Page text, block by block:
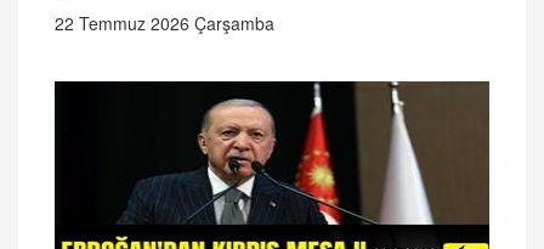
22 Temmuz 2026 Çarşamba